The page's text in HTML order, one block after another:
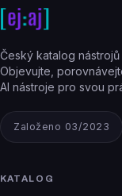
Český katalog
Objevujte,
AI nástroje pro svou
Založeno 03/2023
KATALOG